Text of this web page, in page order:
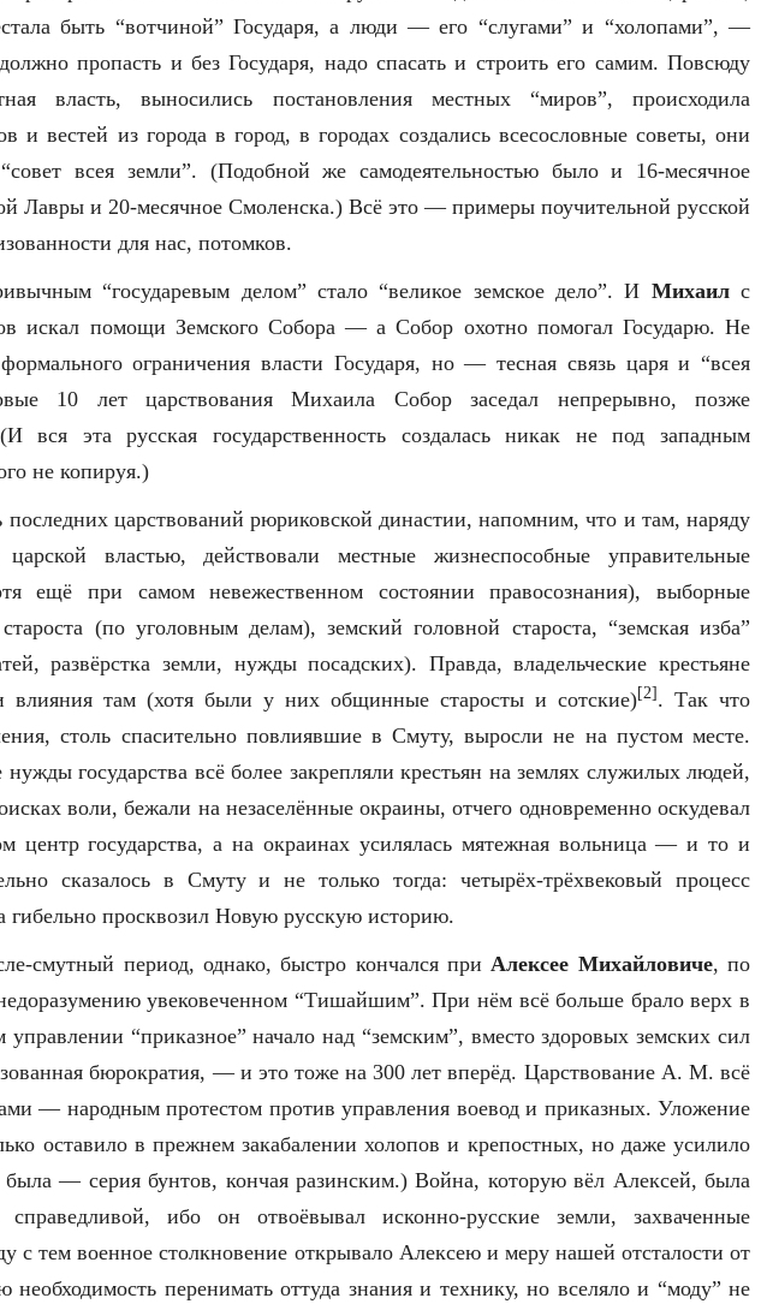
быть “вотчиной” Государя, а люди — его “слугами” и “холопами”, —
пропасть и без Государя, надо спасать и строить его самим. Повсюду
власть, выносились постановления местных “миров”, происходила
и вестей из города в город, в городах создались всесословные советы, они
всея земли”. (Подобной же самодеятельностью было и 16-месячное
Лавры и 20-месячное Смоленска.) Всё это — примеры поучительной русской
для нас, потомков.
“государевым делом” стало “великое земское дело”. И Михаилс
искал помощи Земского Собора — а Собор охотно помогал Государю. Не
ограничения власти Государя, но — тесная связь царя и “всея
10 лет царствования Михаила Собор заседал непрерывно, позже
вся эта русская государственность создалась никак не под западным
не копируя.)
последних царствований рюриковской династии, напомним, что и там, наряду
властью, действовали местные жизнеспособные управительные
ещё при самом невежественном состоянии правосознания), выборные
(по уголовным делам), земский головной староста, “земская изба”
развёрстка земли, нужды посадских). Правда, владельческие крестьяне
влияния там (хотя были у них общинные старосты и сотские)[2] . Так что
столь спасительно повлиявшие в Смуту, выросли не на пустом месте.
государства всё более закрепляли крестьян на землях служилых людей,
воли, бежали на незаселённые окраины, отчего одновременно оскудевал
центр государства, а на окраинах усилялась мятежная вольница — и то и
сказалось в Смуту и не только тогда: четырёх-трёхвековый процесс
гибельно просквозил Новую русскую историю.
смутный период, однако, быстро кончался приАлексее Михайловиче, по
увековеченном “Тишайшим”. При нём всё больше брало верх в
управлении “приказное” начало над “земским”, вместо здоровых земских сил
бюрократия, — и это тоже на 300 лет вперёд. Царствование А. М. всё
— народным протестом против управления воевод и приказных. Уложение
оставило в прежнем закабалении холопов и крепостных, но даже усилило
— серия бунтов, кончая разинским.) Война, которую вёл Алексей, была
ибо он отвоёвывал исконно-русские земли, захваченные
с тем военное столкновение открывало Алексею и меру нашей отсталости от
необходимость перенимать оттуда знания и технику, но вселяло и “моду” не